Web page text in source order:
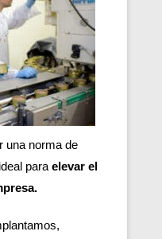
una norma de
para elevar el